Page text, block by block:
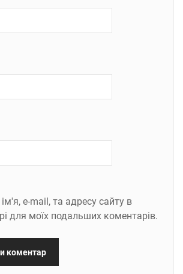
e-mail, та адресу сайту в
для моїх подальших коментарів.